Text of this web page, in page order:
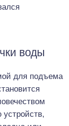
воды
для подъема